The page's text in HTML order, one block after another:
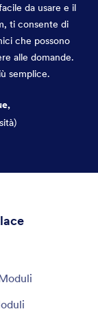
da usare e il
ti consente di
che possono
alle domande.
semplice.